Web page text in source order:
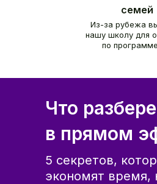
cемей
Из-за рубежа
нашу школу для
по
5 секретов,
экономят время,
Что
в прямом